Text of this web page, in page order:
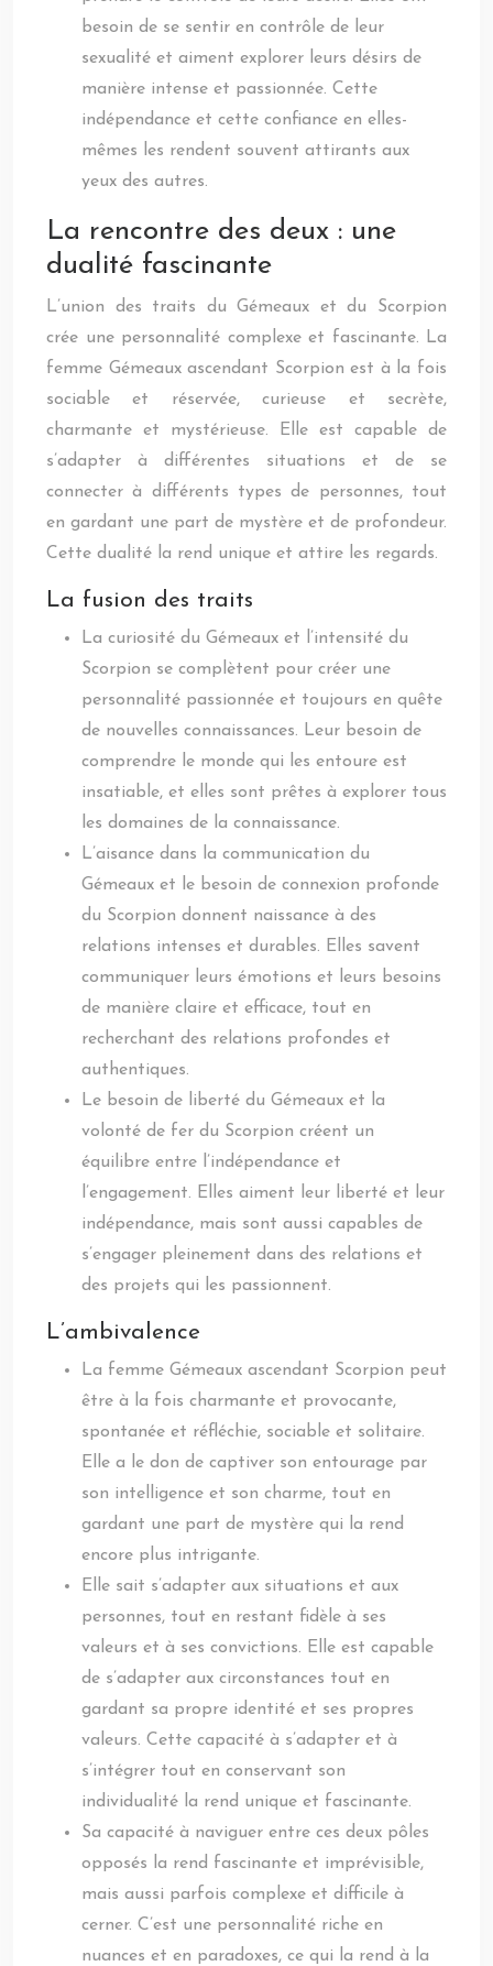
besoin de se sentir en contrôle de leur
sexualité et aiment explorer leurs désirs de
manière intense et passionnée. Cette
indépendance et cette confiance en elles-
mêmes les rendent souvent attirants aux
yeux des autres.
La rencontre des deux : une
dualité fascinante
L’union des traits du Gémeaux et du Scorpion
crée une personnalité complexe et fascinante. La
femme Gémeaux ascendant Scorpion est à la fois
sociable et réservée, curieuse et secrète,
charmante et mystérieuse. Elle est capable de
s’adapter à différentes situations et de se
connecter à différents types de personnes, tout
en gardant une part de mystère et de profondeur.
Cette dualité la rend unique et attire les regards.
La fusion des traits
La curiosité du Gémeaux et l’intensité du
Scorpion se complètent pour créer une
personnalité passionnée et toujours en quête
de nouvelles connaissances. Leur besoin de
comprendre le monde qui les entoure est
insatiable, et elles sont prêtes à explorer tous
les domaines de la connaissance.
L’aisance dans la communication du
Gémeaux et le besoin de connexion profonde
du Scorpion donnent naissance à des
relations intenses et durables. Elles savent
communiquer leurs émotions et leurs besoins
de manière claire et efficace, tout en
recherchant des relations profondes et
authentiques.
Le besoin de liberté du Gémeaux et la
volonté de fer du Scorpion créent un
équilibre entre l’indépendance et
l’engagement. Elles aiment leur liberté et leur
indépendance, mais sont aussi capables de
s’engager pleinement dans des relations et
des projets qui les passionnent.
L’ambivalence
La femme Gémeaux ascendant Scorpion peut
être à la fois charmante et provocante,
spontanée et réfléchie, sociable et solitaire.
Elle a le don de captiver son entourage par
son intelligence et son charme, tout en
gardant une part de mystère qui la rend
encore plus intrigante.
Elle sait s’adapter aux situations et aux
personnes, tout en restant fidèle à ses
valeurs et à ses convictions. Elle est capable
de s’adapter aux circonstances tout en
gardant sa propre identité et ses propres
valeurs. Cette capacité à s’adapter et à
s’intégrer tout en conservant son
individualité la rend unique et fascinante.
Sa capacité à naviguer entre ces deux pôles
opposés la rend fascinante et imprévisible,
mais aussi parfois complexe et difficile à
cerner. C’est une personnalité riche en
nuances et en paradoxes, ce qui la rend à la